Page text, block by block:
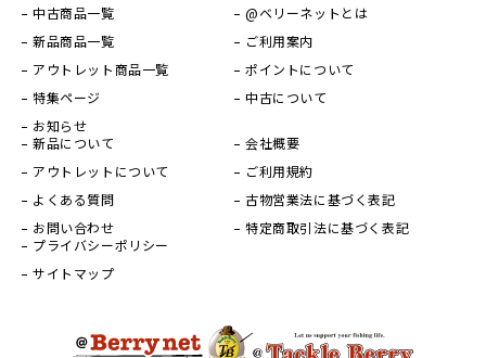
中古商品一覧
新品商品一覧
アウトレット商品一覧
特集ページ
お知らせ
@ベリーネットとは
ご利用案内
ポイントについて
中古について
新品について
アウトレットについて
よくある質問
お問い合わせ
会社概要
ご利用規約
古物営業法に基づく表記
特定商取引法に基づく表記
プライバシーポリシー
サイトマップ